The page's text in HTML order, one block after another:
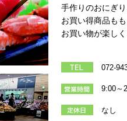
手作りのおにぎ
お買い得商品も
お買い物が楽し
072-
9:00～
なし